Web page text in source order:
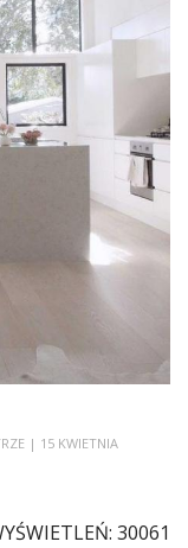
| 15 KWIETNIA
30061